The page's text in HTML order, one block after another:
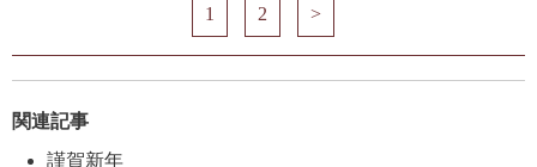
1 2 >
関連記事
謹賀新年